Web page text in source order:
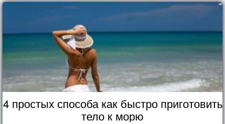
4 простых способа как быстро приготовить
тело к морю